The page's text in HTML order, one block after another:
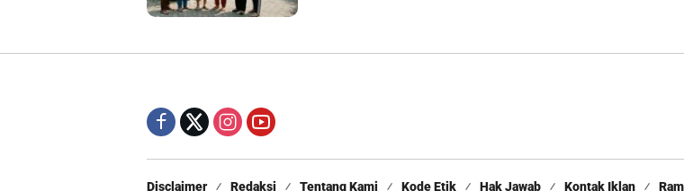
Disclaimer Redaksi Tentang Kami Kode Etik Hak Jawab Kontak Iklan